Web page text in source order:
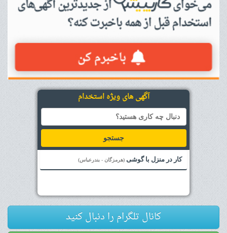
آگهی های ویژه استخدام
جستجو
کار در منزل با گوشی (هرمزگان - بندرعباس)
کانال تلگرام را دنبال کنید